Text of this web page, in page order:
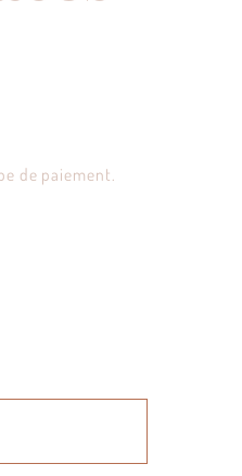
de paiement.